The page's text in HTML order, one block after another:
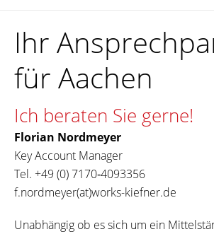
Ihr
für Aachen
Ich beraten Sie gerne!
Florian Nordmeyer
Key Account Manager
Tel. +49 (0) 7170‐4093356
f.nordmeyer(at)works-kiefner.de
Unabhängig ob es sich um ein